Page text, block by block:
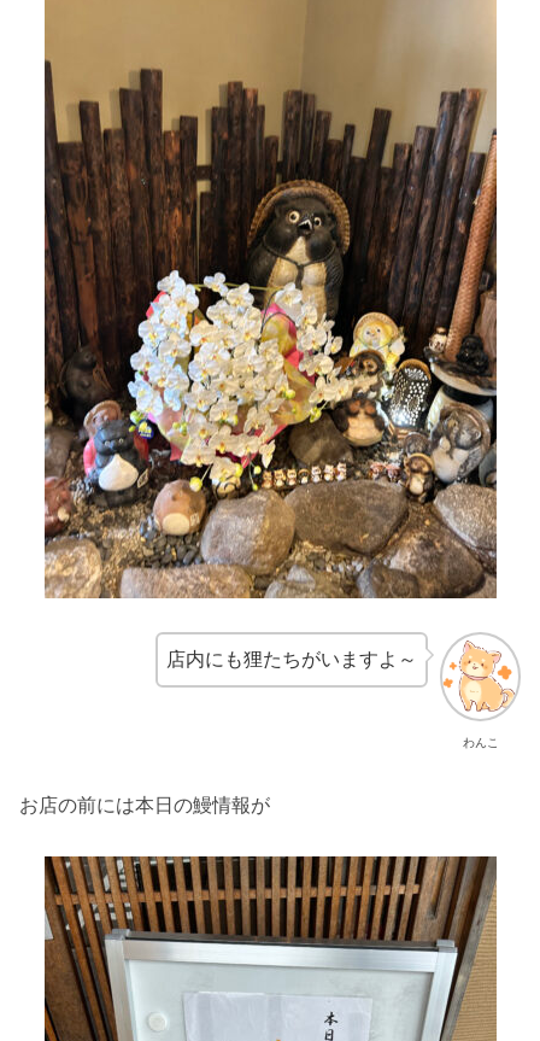
わんこ
店内にも狸たちがいますよ～
お店の前には本日の鰻情報が